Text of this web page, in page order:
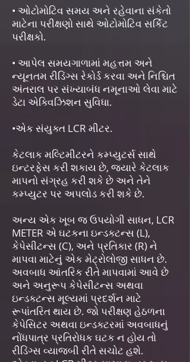
• ઓટોમોટિવ સમય અને રહેવાના સંકેતો
માટેના પરીક્ષણો સાથે ઓટોમોટિવ સર્કિટ
પરીક્ષકો.
• આપેલ સમયગાળામાં મહત્તમ અને
ન્યૂનતમ રીડિંગ્સ રેકોર્ડ કરવા અને નિશ્ચિત
અંતરાલ પર સંખ્યાબંધ નમૂનાઓ લેવા માટે
ડેટા એક્વિઝિશન સુવિધા.
•એક સંયુક્ત LCR મીટર.
કેટલાક મલ્ટિમીટરને કમ્પ્યુટર્સ સાથે
ઇન્ટરફેસ કરી શકાય છે, જ્યારે કેટલાક
માપનો સંગ્રહ કરી શકે છે અને તેને
કમ્પ્યુટર પર અપલોડ કરી શકે છે.
અન્ય એક ખૂબ જ ઉપયોગી સાધન, LCR
METER એ ઘટકના ઇન્ડક્ટન્સ (L),
કેપેસીટન્સ (C), અને પ્રતિકાર (R) ને
માપવા માટેનું એક મેટ્રોલોજી સાધન છે.
અવબાધ આંતરિક રીતે માપવામાં આવે છે
અને અનુરૂપ કેપેસીટન્સ અથવા
ઇન્ડક્ટન્સ મૂલ્યમાં પ્રદર્શન માટે
રૂપાંતરિત થાય છે. જો પરીક્ષણ હેઠળના
કેપેસિટર અથવા ઇન્ડક્ટરમાં અવબાધનું
નોંધપાત્ર પ્રતિરોધક ઘટક ન હોય તો
રીડિંગ્સ વ્યાજબી રીતે સચોટ હશે.